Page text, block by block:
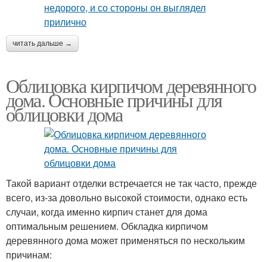
читать дальше →
Облицовка кирпичом деревянного
дома. Основные причины для
облицовки дома
Такой вариант отделки встречается не так часто, прежде
всего, из-за довольно высокой стоимости, однако есть
случаи, когда именно кирпич станет для дома
оптимальным решением. Обкладка кирпичом
деревянного дома может применяться по нескольким
причинам: